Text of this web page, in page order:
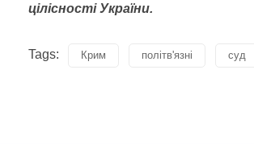
цілісності України.
Tags: Крим політв'язні суд